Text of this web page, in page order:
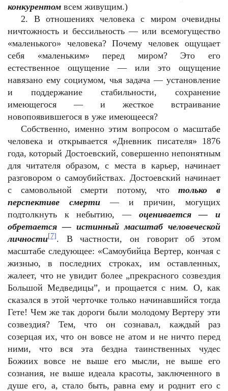
конкурентом всем живущим.)
2. В отношениях человека с миром очевидны
ничтожность и бессильность — или всемогущество
«маленького» человека? Почему человек ощущает
себя «маленьким» перед миром? Это его
естественное ощущение — или это ощущение
навязано ему социумом, чья задача — установление
и поддержание стабильности, сохранение
имеющегося — и жесткое встраивание
новопоявившегося в уже имеющееся?
Собственно, именно этим вопросом о масштабе
человека и открывается «Дневник писателя» 1876
года, который Достоевский, совершенно непонятным
для читателя образом, с места в карьер, начинает
разговором о самоубийствах. Достоевский начинает
с самовольной смерти потому, чтотолько в
перспективе смерти — и причин, могущих
подтолкнуть к небытию, — оценивается — и
обретается — истинный масштаб человеческой
личности[7] . В частности, он говорит об этом
масштабе следующее: «Самоубийца Вертер, кончая с
жизнью, в последних строках, им оставленных,
жалеет, что не увидит более „прекрасного созвездия
Большой Медведицы”, и прощается с ним. О, как
сказался в этой черточке только начинавшийся тогда
Гете! Чем же так дороги были молодому Вертеру эти
созвездия? Тем, что он сознавал, каждый раз
созерцая их, что он вовсе не атом и не ничто перед
ними, что вся эта бездна таинственных чудес
Божиих вовсе не выше его мысли, не выше его
сознания, не выше идеала красоты, заключенного в
душе его, а, стало быть, равна ему и роднит его с